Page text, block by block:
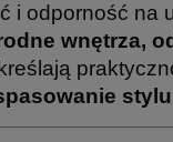
i odporność
wnętrza,